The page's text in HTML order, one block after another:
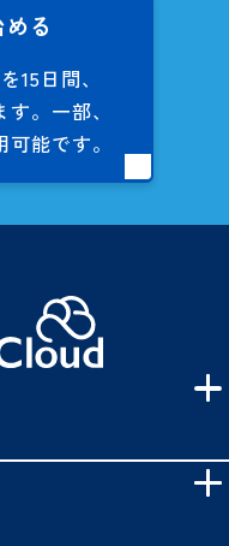
る
15日間、
。 一部、
可能です。